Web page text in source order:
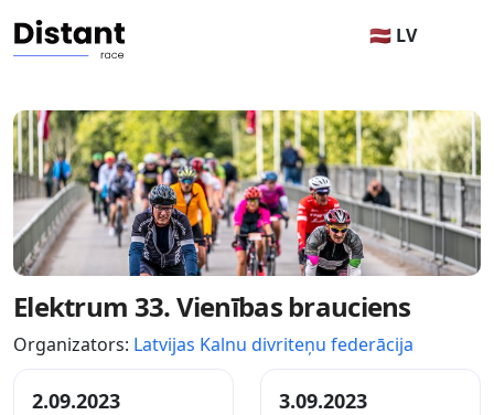
🇱🇻 LV
Elektrum 33. Vienības brauciens
Organizators: Latvijas Kalnu divriteņu federācija
2.09.2023 3.09.2023